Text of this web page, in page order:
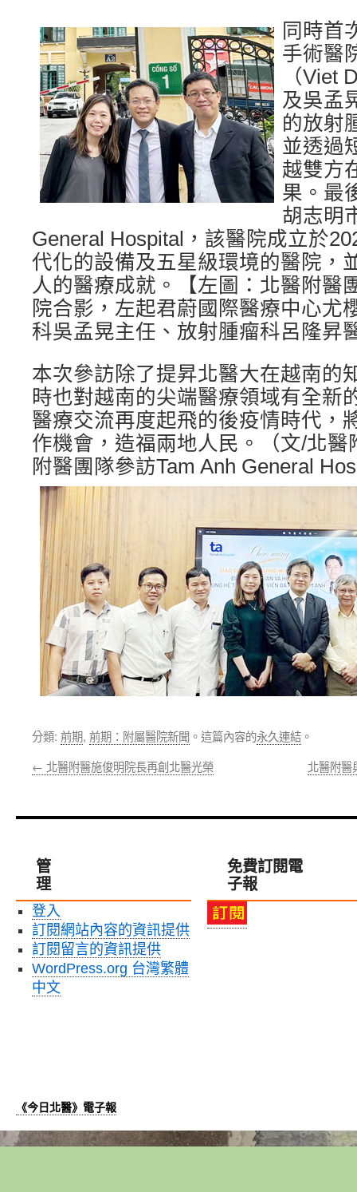
同時首
手術醫
（Viet
及吳孟
的放射
並透過
越雙方
果。最
胡志明
General Hospital，該醫院成立於
代化的設備及五星級環境的醫院，
人的醫療成就。【左圖：北醫附醫
院合影，左起君蔚國際醫療中心尤
科吳孟晃主任、放射腫瘤科呂隆昇
本次參訪除了提昇北醫大在越南的
時也對越南的尖端醫療領域有全新
醫療交流再度起飛的後疫情時代，
作機會，造福兩地人民。（文/北醫
附醫團隊參訪Tam Anh General
分類: 前期, 前期：附屬醫院新聞 。這篇內容的永久連結 。
← 北醫附醫施俊明院長再創北醫光榮 北醫附醫
管
理
登入
訂閱網站內容的資訊提供
訂閱留言的資訊提供
WordPress.org 台灣繁體
中文
免費訂閱電
子報
《今日北醫》電子報